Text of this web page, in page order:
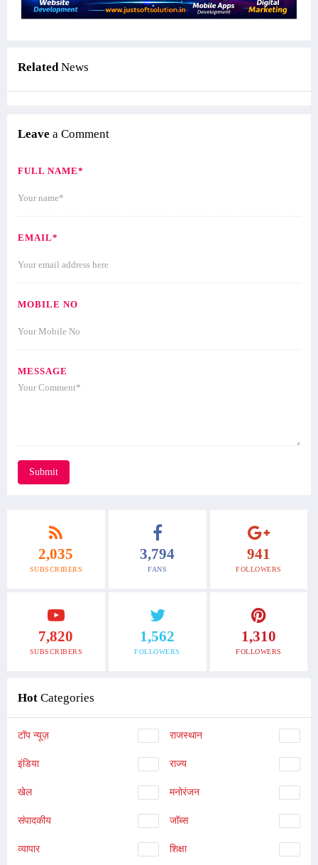
Related News
Leave a Comment
FULL NAME*
EMAIL*
MOBILE NO
MESSAGE
Submit
2,035
SUBSCRIBERS
3,794
FANS
941
FOLLOWERS
7,820
SUBSCRIBERS
1,562
FOLLOWERS
1,310
FOLLOWERS
Hot Categories
टॉप न्यूज़ राजस्थान
इंडिया राज्य
खेल मनोरंजन
संपादकीय जॉब्स
व्यापार शिक्षा